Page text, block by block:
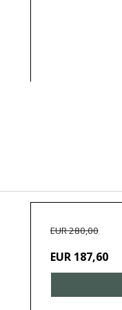
EUR 280,00
EUR 187,60